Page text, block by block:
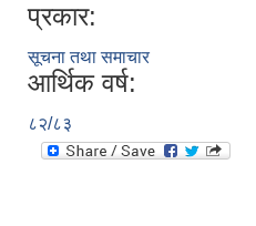
प्रकार:
सूचना तथा समाचार
आर्थिक वर्ष:
८२/८३